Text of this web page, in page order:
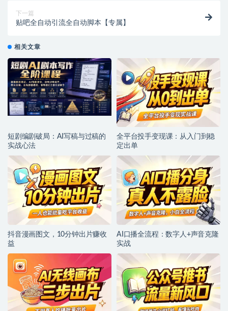
下一篇
贴吧全自动引流全自动脚本【专属】
相关文章
短剧编剧破局：AI写稿与过稿的
实战心法
全平台投手变现课：从入门到稳
定出单
抖音漫画图文，10分钟出片赚收
益
AI口播全流程：数字人+声音克隆
实战